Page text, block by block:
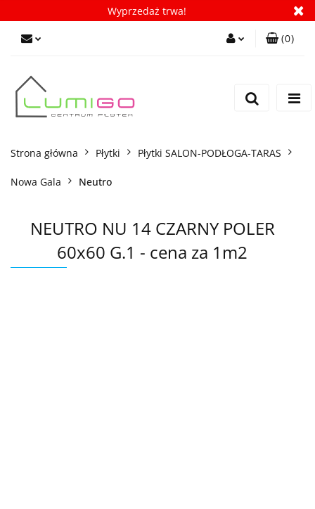
Wyprzedaż trwa!
(0)
Strona główna Płytki Płytki SALON-PODŁOGA-TARAS
Nowa Gala Neutro
NEUTRO NU 14 CZARNY POLER
60x60 G.1 - cena za 1m2